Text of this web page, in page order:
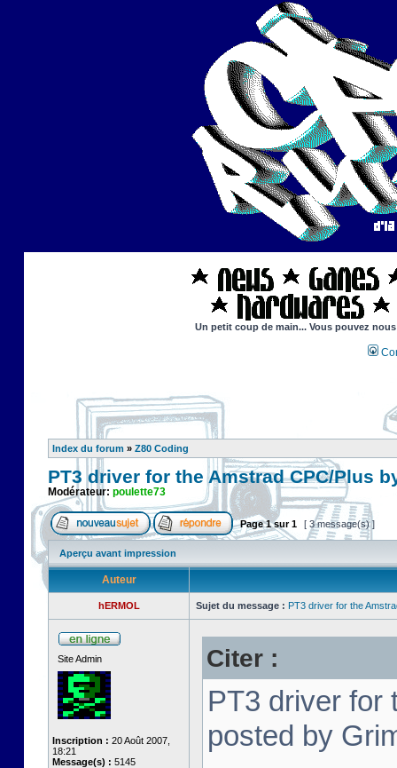
Un petit coup de main... Vous pouvez
Index du forum » Z80 Coding
PT3 driver for the Amstrad CPC/Plus
Modérateur: poulette73
Page1sur1 [ 3 message(s) ]
Aperçu avant impression
Auteur
hERMOL Sujet du message : PT3 driver for the
Site Admin
Inscription : 20 Août 2007,
18:21
Message(s) : 5145
Citer :
PT3 driver for
posted by